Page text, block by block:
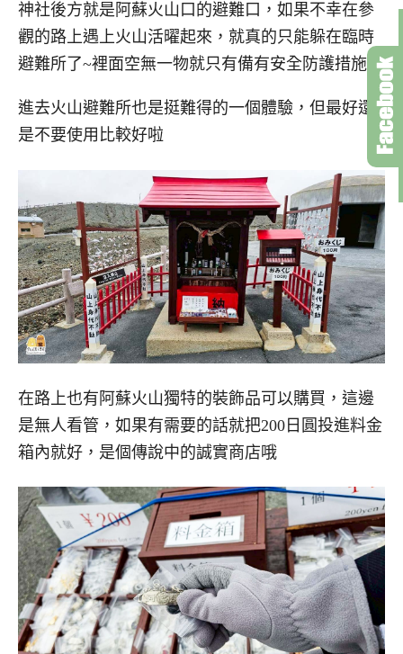
神社後方就是阿蘇火山口的避難口，如果不幸在參
觀的路上遇上火山活曜起來，就真的只能躲在臨時
避難所了~裡面空無一物就只有備有安全防護措施
進去火山避難所也是挺難得的一個體驗，但最好還
是不要使用比較好啦
在路上也有阿蘇火山獨特的裝飾品可以購買，這邊
是無人看管，如果有需要的話就把200日圓投進料金
箱內就好，是個傳說中的誠實商店哦